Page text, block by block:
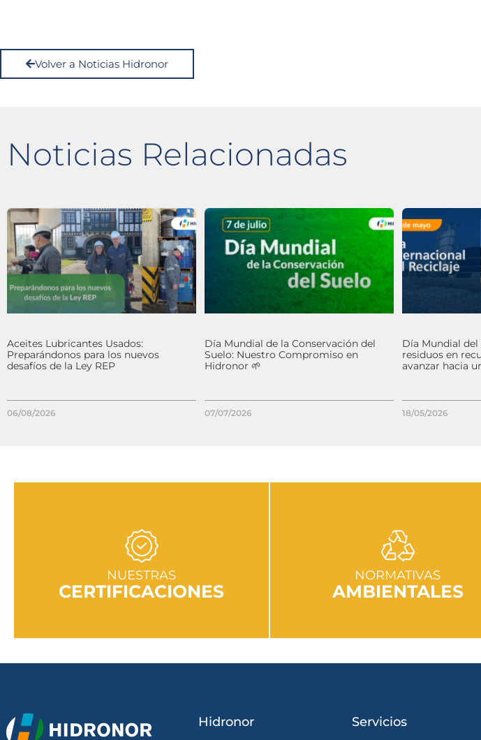
Volver a Noticias Hidronor
Noticias Relacionadas
Aceites Lubricantes Usados:
Preparándonos para los nuevos
desafíos de la Ley REP
06/08/2026
Día Mundial de la Conservación del
Suelo: Nuestro Compromiso en
Hidronor 🌱
07/07/2026
Día Mundial del
residuos en
avanzar hacia
18/05/2026
NUESTRAS
CERTIFICACIONES
IR A SECCIÓN
NORMATIVAS
AMBIENTALES
IR A SECCIÓN
Hidronor Servicios